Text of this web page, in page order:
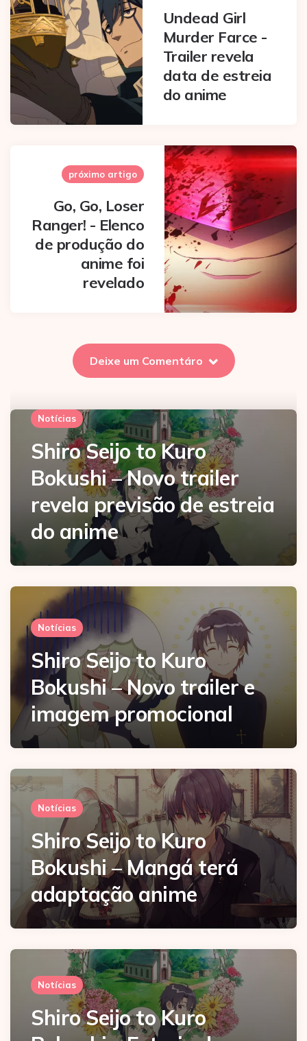
Undead Girl
Murder Farce -
Trailer revela
data de estreia
do anime
próximo artigo
Go, Go, Loser
Ranger! - Elenco
de produção do
anime foi
revelado
Deixe um Comentáro
Notícias
Shiro Seijo to Kuro
Bokushi – Novo trailer
revela previsão de estreia
do anime
Notícias
Shiro Seijo to Kuro
Bokushi – Novo trailer e
imagem promocional
Notícias
Shiro Seijo to Kuro
Bokushi – Mangá terá
adaptação anime
Notícias
Shiro Seijo to Kuro